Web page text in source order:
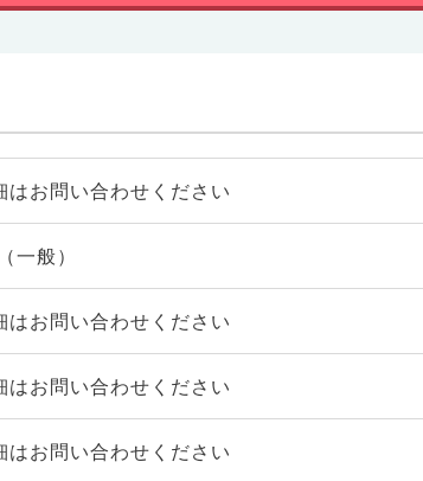
はお問い合わせください
一般）
はお問い合わせください
はお問い合わせください
はお問い合わせください